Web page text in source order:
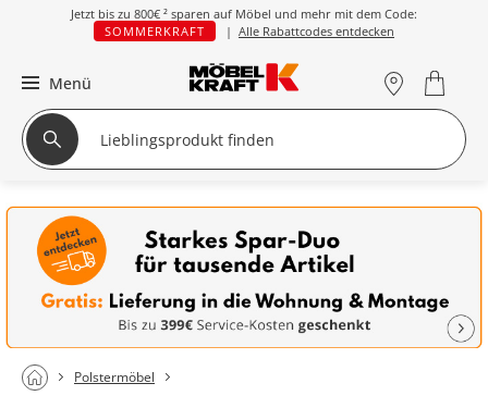
Jetzt bis zu 800€ ² sparen auf Möbel und mehr mit dem Code:
SOMMERKRAFT
| Alle Rabattcodes entdecken
Menü
Polstermöbel